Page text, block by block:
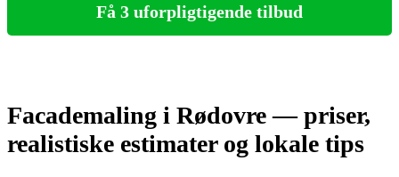
Få 3 uforpligtigende tilbud
Facademaling i Rødovre — priser,
realistiske estimater og lokale tips